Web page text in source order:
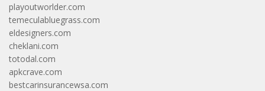
playoutworlder.com
temeculabluegrass.com
eldesigners.com
cheklani.com
totodal.com
apkcrave.com
bestcarinsurancewsa.com